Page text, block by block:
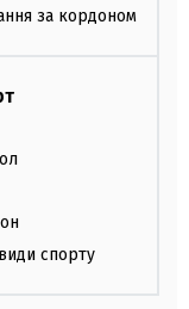
за кордоном
спорту